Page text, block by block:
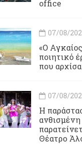
office
07/08/
«Ο
ποιητικό
που
07/08/
Η
ανθισμένη
Θέατρο